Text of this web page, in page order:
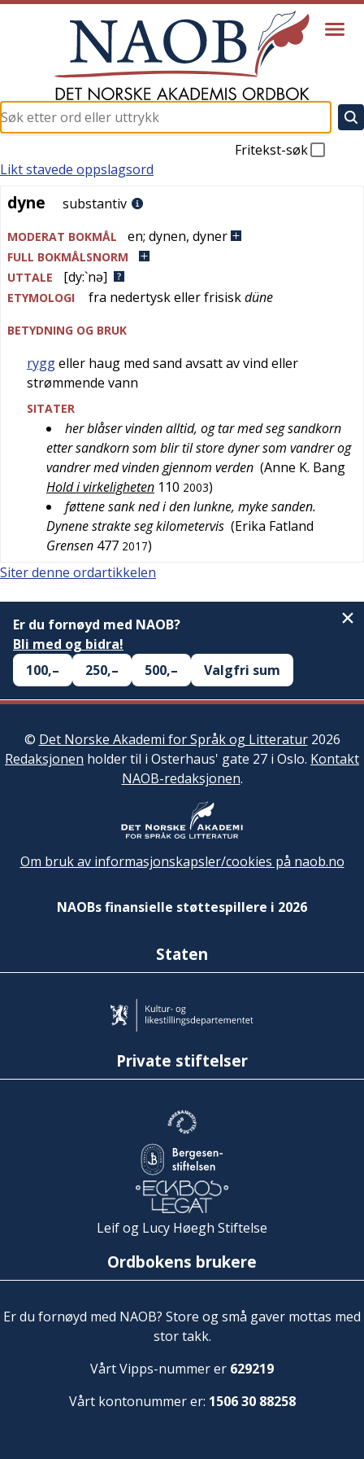
Fritekst-søk
dyne
Likt stavede oppslagsord
dyne substantiv
MODERAT BOKMÅL en; dynen, dyner
FULL BOKMÅLSNORM
UTTALE
[dy:`nə]
ETYMOLOGI fra nedertyskellerfrisiskdüne
BETYDNING OG BRUK
ryggeller haug med sand avsatt av vind eller
strømmende vann
SITATER
her blåser vinden alltid, og tar med seg sandkorn
etter sandkorn som blir til store dyner som vandrer og
vandrer med vinden gjennom verden (Anne K. Bang
Hold i virkeligheten 110 2003)
føttene sank ned i den lunkne, myke sanden.
Dynene strakte seg kilometervis (Erika Fatland
Grensen 477 2017)
Siter denne ordartikkelen
Er du fornøyd med NAOB?
Bli med og bidra!
100,–
250,– 500,– Valgfri sum
© Det Norske Akademi for Språk og Litteratur2026
Redaksjonen holder til i Osterhaus' gate 27 i Oslo. Kontakt
NAOB-redaksjonen.
Om bruk av informasjonskapsler/cookies på naob.no
NAOBs finansielle støttespillere i 2026
Staten
Private stiftelser
Leif og Lucy Høegh Stiftelse
Ordbokens brukere
Er du fornøyd med NAOB? Store og små gaver mottas med
stor takk.
Vårt Vipps-nummer er 629219
Vårt kontonummer er: 1506 30 88258